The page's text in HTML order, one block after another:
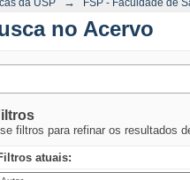
no Acervo
filtros para refinar os resultados
atuais: